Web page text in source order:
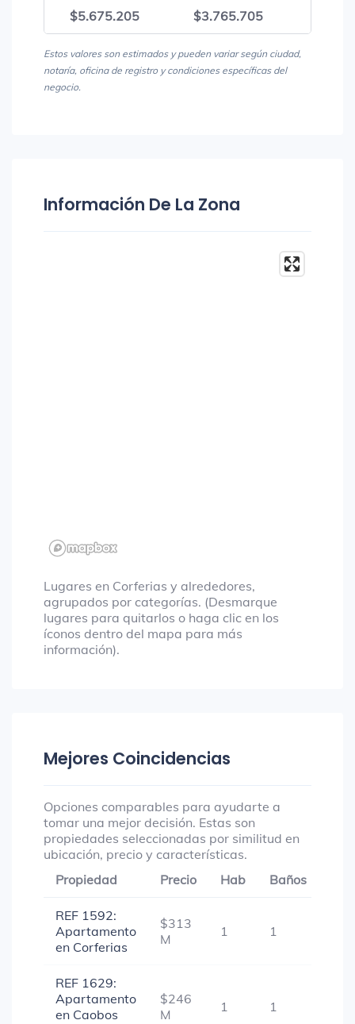
$5.675.205 $3.765.705
Estos valores son estimados y pueden variar según ciudad,
notaría, oficina de registro y condiciones específicas del
negocio.
Información De La Zona
Lugares en Corferias y alrededores,
agrupados por categorías. (Desmarque
lugares para quitarlos o haga clic en los
íconos dentro del mapa para más
información).
Mejores Coincidencias
Opciones comparables para ayudarte a
tomar una mejor decisión. Estas son
propiedades seleccionadas por similitud en
ubicación, precio y características.
Propiedad
Precio Hab Baños
REF 1592:
Apartamento
en Corferias
$313
M
1 1
REF 1629:
Apartamento
en Caobos
$246
M
1 1